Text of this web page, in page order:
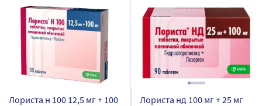
Лориста н 100 12,5 мг + 100
Лориста нд 100 мг + 25 мг